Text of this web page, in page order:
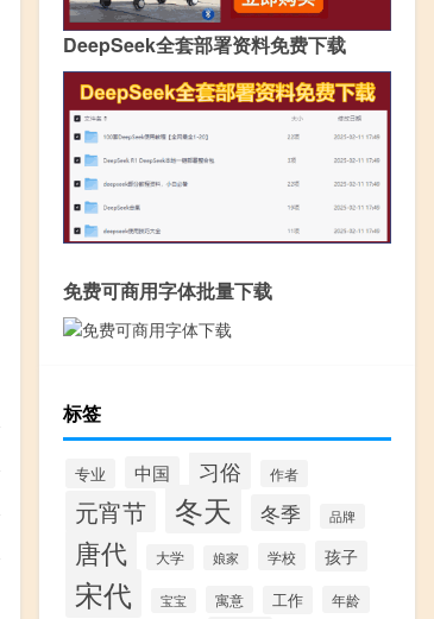
DeepSeek全套部署资料免费下载
免费可商用字体批量下载
标签
专业 中国 习俗 作者
元宵节 冬天 冬季 品牌
唐代 大学 娘家 学校 孩子
宋代 宝宝 寓意 工作 年龄